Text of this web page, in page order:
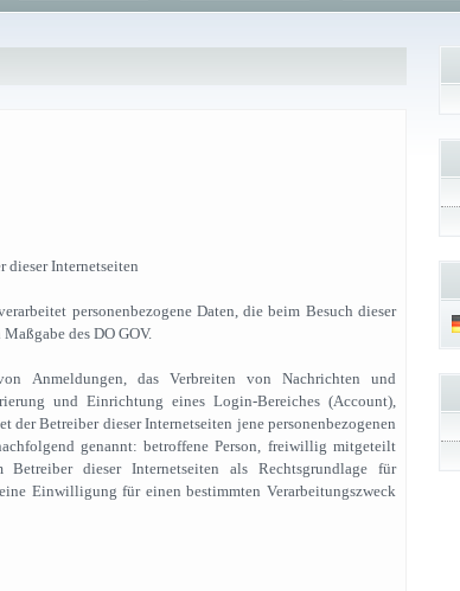
dieser Internetseiten
personenbezogene Daten, die beim Besuch dieser
des DO GOV.
Anmeldungen, das Verbreiten von Nachrichten und
und Einrichtung eines Login-Bereiches (Account),
der Betreiber dieser Internetseiten jene personenbezogenen
genannt: betroffene Person, freiwillig mitgeteilt
dieser Internetseiten als Rechtsgrundlage für
Einwilligung für einen bestimmten Verarbeitungszweck